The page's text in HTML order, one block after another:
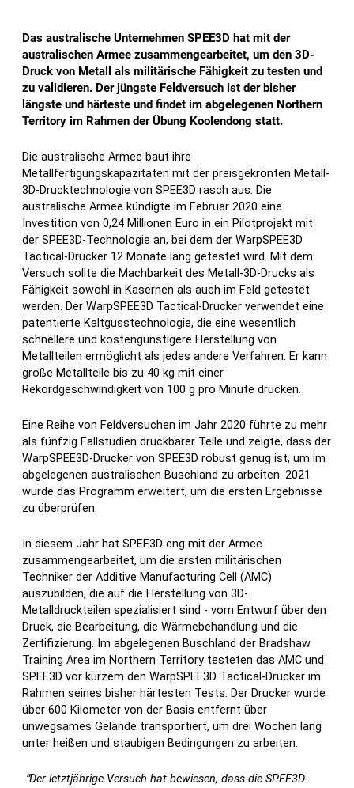
Das australische Unternehmen SPEE3D hat mit der
australischen Armee zusammengearbeitet, um den 3D-
Druck von Metall als militärische Fähigkeit zu testen und
zu validieren. Der jüngste Feldversuch ist der bisher
längste und härteste und findet im abgelegenen Northern
Territory im Rahmen der Übung Koolendong statt.
Die australische Armee baut ihre
Metallfertigungskapazitäten mit der preisgekrönten Metall-
3D-Drucktechnologie von SPEE3D rasch aus. Die
australische Armee kündigte im Februar 2020 eine
Investition von 0,24 Millionen Euro in ein Pilotprojekt mit
der SPEE3D-Technologie an, bei dem der WarpSPEE3D
Tactical-Drucker 12 Monate lang getestet wird. Mit dem
Versuch sollte die Machbarkeit des Metall-3D-Drucks als
Fähigkeit sowohl in Kasernen als auch im Feld getestet
werden. Der WarpSPEE3D Tactical-Drucker verwendet eine
patentierte Kaltgusstechnologie, die eine wesentlich
schnellere und kostengünstigere Herstellung von
Metallteilen ermöglicht als jedes andere Verfahren. Er kann
große Metallteile bis zu 40 kg mit einer
Rekordgeschwindigkeit von 100 g pro Minute drucken.
Eine Reihe von Feldversuchen im Jahr 2020 führte zu mehr
als fünfzig Fallstudien druckbarer Teile und zeigte, dass der
WarpSPEE3D-Drucker von SPEE3D robust genug ist, um im
abgelegenen australischen Buschland zu arbeiten. 2021
wurde das Programm erweitert, um die ersten Ergebnisse
zu überprüfen.
In diesem Jahr hat SPEE3D eng mit der Armee
zusammengearbeitet, um die ersten militärischen
Techniker der Additive Manufacturing Cell (AMC)
auszubilden, die auf die Herstellung von 3D-
Metalldruckteilen spezialisiert sind - vom Entwurf über den
Druck, die Bearbeitung, die Wärmebehandlung und die
Zertifizierung. Im abgelegenen Buschland der Bradshaw
Training Area im Northern Territory testeten das AMC und
SPEE3D vor kurzem den WarpSPEE3D Tactical-Drucker im
Rahmen seines bisher härtesten Tests. Der Drucker wurde
über 600 Kilometer von der Basis entfernt über
unwegsames Gelände transportiert, um drei Wochen lang
unter heißen und staubigen Bedingungen zu arbeiten.
"Der letztjährige Versuch hat bewiesen, dass die SPEE3D-